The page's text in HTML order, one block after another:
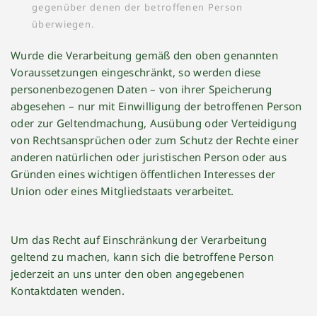
gegenüber denen der betroffenen Person
überwiegen.
Wurde die Verarbeitung gemäß den oben genannten
Voraussetzungen eingeschränkt, so werden diese
personenbezogenen Daten – von ihrer Speicherung
abgesehen – nur mit Einwilligung der betroffenen Person
oder zur Geltendmachung, Ausübung oder Verteidigung
von Rechtsansprüchen oder zum Schutz der Rechte einer
anderen natürlichen oder juristischen Person oder aus
Gründen eines wichtigen öffentlichen Interesses der
Union oder eines Mitgliedstaats verarbeitet.
Um das Recht auf Einschränkung der Verarbeitung
geltend zu machen, kann sich die betroffene Person
jederzeit an uns unter den oben angegebenen
Kontaktdaten wenden.